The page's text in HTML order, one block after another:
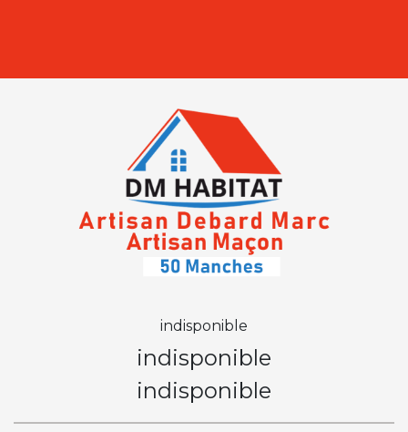
indisponible
indisponible
indisponible